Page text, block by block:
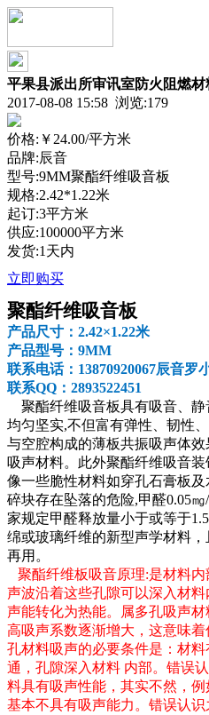
平果县派出所审讯室防火阻燃
2017-08-08 15:58 浏览:179
价格: ￥24.00/平方米
品牌:辰音
型号:9MM聚酯纤维吸音板
规格:2.42*1.22米
起订:3平方米
供应:100000平方米
发货:1天内
立即购买
聚酯纤维吸音板
产品尺寸： 2.42×1.22米
产品型号： 9MM
联系电话： 13870920067辰音罗
联系QQ ： 2893522451
聚酯纤维吸音板具有吸音、
均匀坚实,不但富有弹性、韧性
与空腔构成的薄板共振吸声体
吸声材料。此外聚酯纤维吸音装
像一些脆性材料如穿孔石膏板
碎块存在坠落的危险,甲醛0.05㎎
家规定甲醛释放量小于或等于1.5
绵或玻璃纤维的新型声学材料
再用。
聚酯纤维板吸音原理:是材料内
声波沿着这些孔隙可以深入材
声能转化为热能。属多孔吸声材
高吸声系数逐渐增大，这意味
孔材料吸声的必要条件是：材
通，孔隙深入材料 内部。错误
料具有吸声性能，其实不然，
基本不具有吸声能力。错误认